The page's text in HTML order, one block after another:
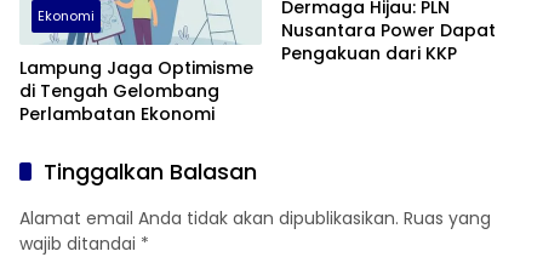
Ekonomi
Lampung Jaga Optimisme
di Tengah Gelombang
Perlambatan Ekonomi
Dermaga Hijau: PLN
Nusantara Power Dapat
Pengakuan dari KKP
Tinggalkan Balasan
Alamat email Anda tidak akan dipublikasikan. Ruas yang
wajib ditandai *